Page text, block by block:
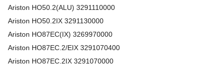
Ariston HO50.2(ALU) 3291110000
Ariston HO50.2IX 3291130000
Ariston HO87EC(IX) 3269970000
Ariston HO87EC.2/EIX 3291070400
Ariston HO87EC.2IX 3291070000